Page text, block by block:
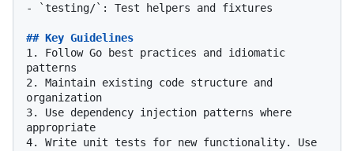
-
`testing/` : Test helpers and fixtures
## Key Guidelines
1.
Follow Go best practices and idiomatic
2.
Maintain existing code structure and
3.
Use dependency injection patterns where
4.
Write unit tests for new functionality. Use